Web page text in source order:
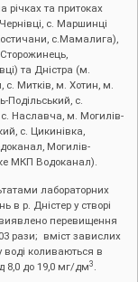
річках та притоках
с. Маршинці
с.Мамалига),
та Дністра (м.
с. Митків, м. Хотин, м.
Подільський, с.
Наславча, м. Могилів-
с. Цикинівка,
Могилів-
МКП Водоканал).
лабораторних
в р. Дністер у створі
перевищення
рази; вміст завислих
воді коливаються в
8,0 до 19,0 мг/дм3 .